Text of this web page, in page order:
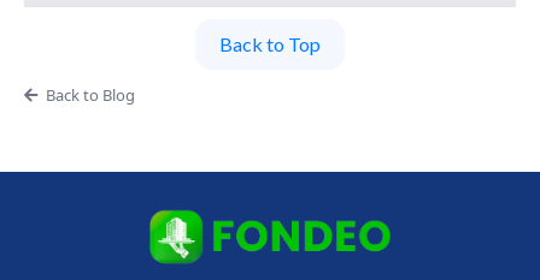
Back to Top
Back to Blog